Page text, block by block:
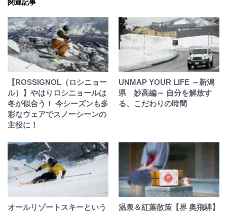
関連記事
【ROSSIGNOL（ロシニョー
ル）】やはりロシニョールは
冬が似合う！ 今シーズンも多
彩なウェアでスノーシーンの
主役に！
UNMAP YOUR LIFE ～新潟
県 妙高編～ 自分を解放す
る、こだわりの時間
オールリゾートスキーという
温泉＆紅葉散策【界 奥飛騨】